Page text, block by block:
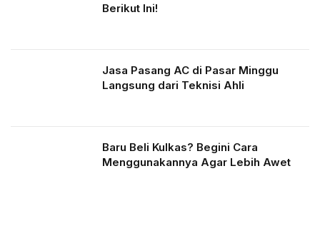
Berikut Ini!
Jasa Pasang AC di Pasar Minggu
Langsung dari Teknisi Ahli
Baru Beli Kulkas? Begini Cara
Menggunakannya Agar Lebih Awet